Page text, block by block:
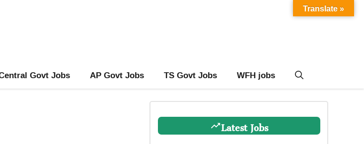
Govt Jobs AP Govt Jobs TS Govt Jobs WFH jobs
Latest Jobs
Translate »